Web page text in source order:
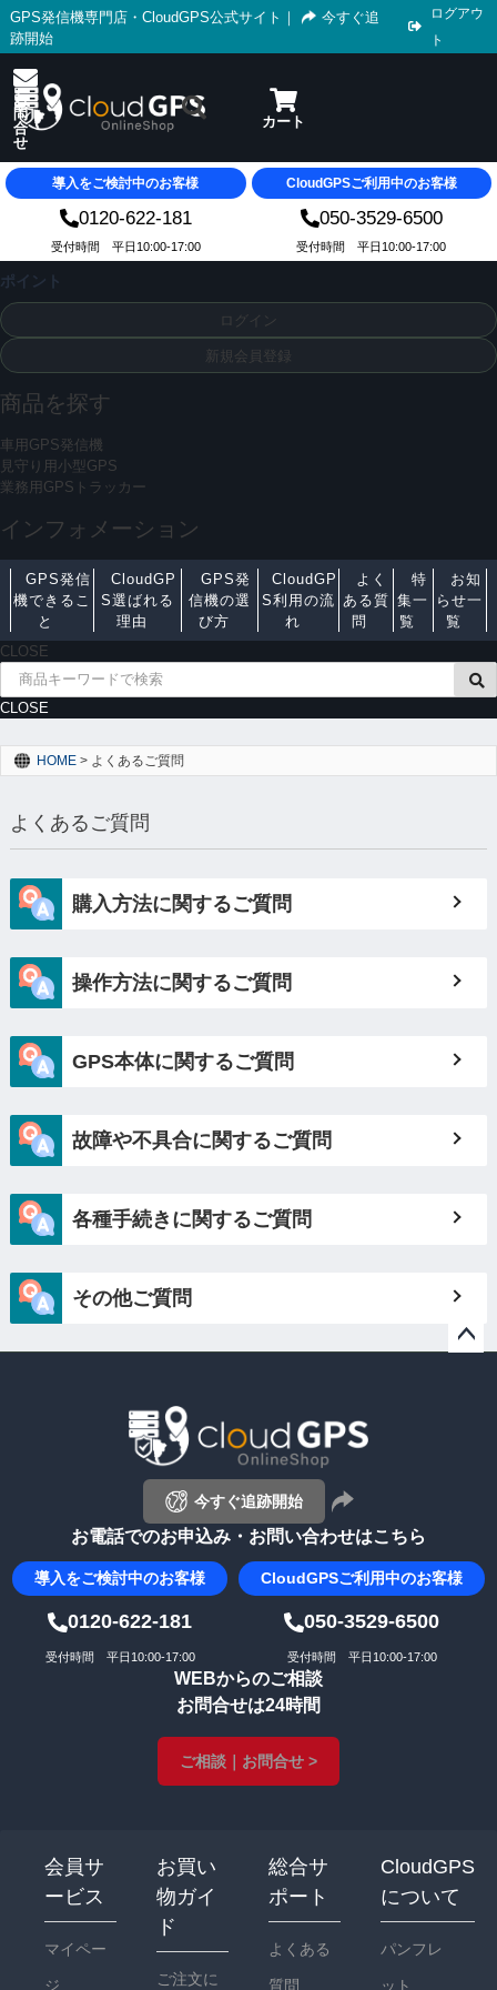
GPS発信機専門店・CloudGPS公式サイト ｜
今すぐ追
跡開始
ログアウ
ト
導入をご検討中のお客様 CloudGPSご利用中のお客様
0120-622-181 050-3529-6500
受付時間 平日10:00-17:00 受付時間 平日10:00-17:00
ポイント
ログイン
新規会員登録
商品を探す
車用GPS発信機
見守り用小型GPS
業務用GPSトラッカー
インフォメーション
GPS発信
機できるこ
と
CloudGP
S選ばれる
理由
GPS発
信機の選
び方
CloudGP
S利用の流
れ
よく
ある質
問
特
集一
覧
お知
らせ一
覧
CLOSE
CLOSE
HOME > よくあるご質問
よくあるご質問
購入方法に関するご質問
操作方法に関するご質問
GPS本体に関するご質問
故障や不具合に関するご質問
各種手続きに関するご質問
その他ご質問
今すぐ追跡開始
お電話でのお申込み・お問い合わせはこちら
導入をご検討中のお客様 CloudGPSご利用中のお客様
0120-622-181 050-3529-6500
受付時間 平日10:00-17:00 受付時間 平日10:00-17:00
WEBからのご相談
お問合せは24時間
ご相談｜お問合せ >
会員サ
ービス
マイペー
ジ
お買い
物ガイ
ド
ご注文に
総合サ
ポート
よくある
質問
CloudGPS
について
パンフレ
ット